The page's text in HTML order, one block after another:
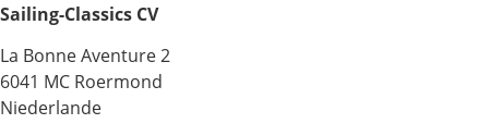
Sailing-Classics CV
La Bonne Aventure 2
6041 MC Roermond
Niederlande